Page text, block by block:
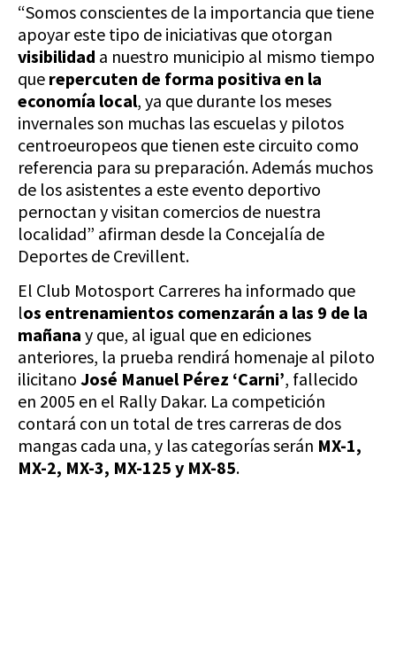
“Somos conscientes de la importancia que tiene
apoyar este tipo de iniciativas que otorgan
visibilidad a nuestro municipio al mismo tiempo
que repercuten de forma positiva en la
economía local, ya que durante los meses
invernales son muchas las escuelas y pilotos
centroeuropeos que tienen este circuito como
referencia para su preparación. Además muchos
de los asistentes a este evento deportivo
pernoctan y visitan comercios de nuestra
localidad” afirman desde la Concejalía de
Deportes de Crevillent.
El Club Motosport Carreres ha informado que
los entrenamientos comenzarán a las 9 de la
mañana y que, al igual que en ediciones
anteriores, la prueba rendirá homenaje al piloto
ilicitano José Manuel Pérez ‘Carni’, fallecido
en 2005 en el Rally Dakar. La competición
contará con un total de tres carreras de dos
mangas cada una, y las categorías serán MX-1,
MX-2, MX-3, MX-125 y MX-85.